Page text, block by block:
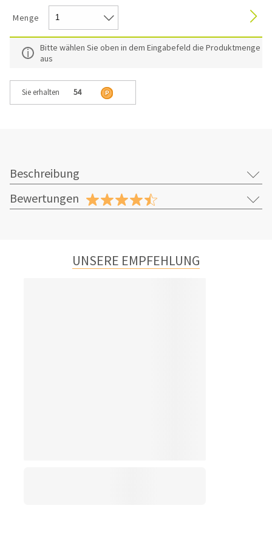
Menge
Bitte wählen Sie oben in dem Eingabefeld die Produktmenge
aus
Sie erhalten 54
Beschreibung
Bewertungen
UNSERE EMPFEHLUNG